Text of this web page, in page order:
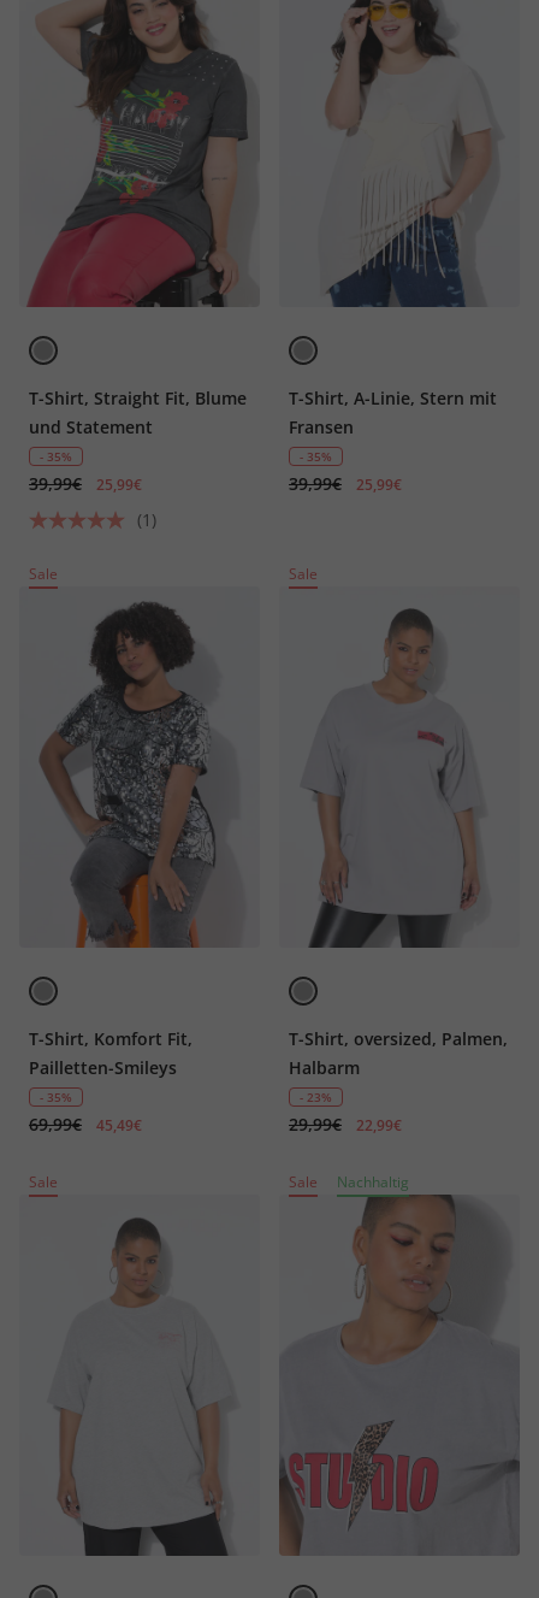
T-Shirt, Straight Fit, Blume
und Statement
- 35%
39,99€ 25,99€
(1)
T-Shirt, A-Linie, Stern mit
Fransen
- 35%
39,99€ 25,99€
Sale
T-Shirt, Komfort Fit,
Pailletten-Smileys
- 35%
69,99€ 45,49€
Sale
T-Shirt, oversized, Palmen,
Halbarm
- 23%
29,99€ 22,99€
Sale Sale Nachhaltig